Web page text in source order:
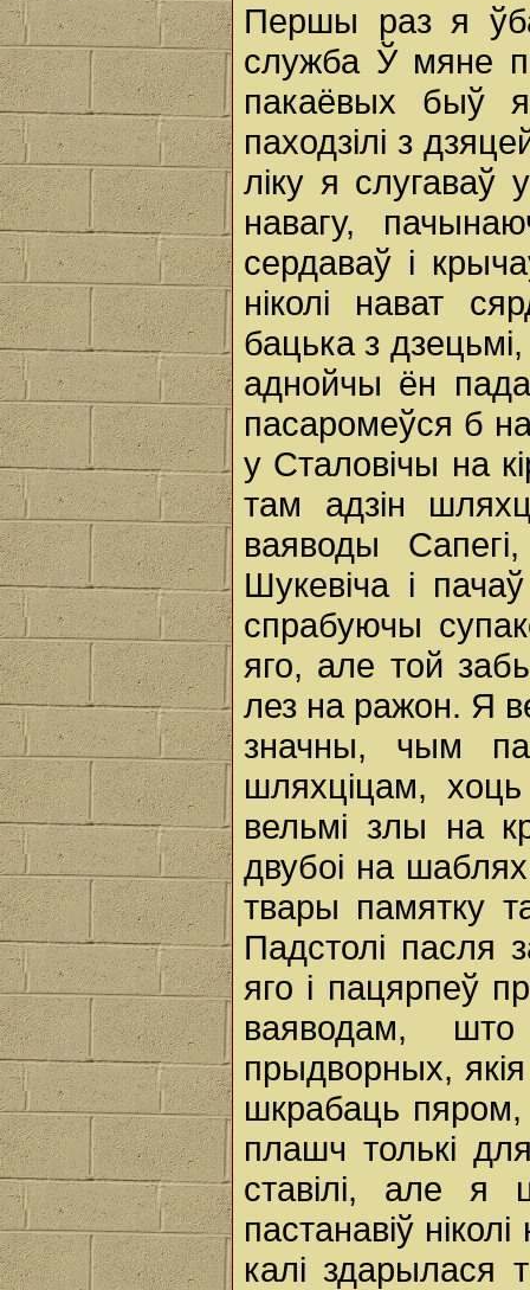
Першы раз я
служба Ў мяне
пакаёвых быў
паходзілі з
ліку я
навагу,
сердаваў i
ніколі нават
бацька з
аднойчы ён
пасаромеўся б
у Сталовічы на
там адзін
ваяводы
Шукевіча i
спрабуючы
яго, але той
лез на ражон. Я
значны, чым
шляхціцам,
вельмі злы на
двубоі на
твары памятку
Падстолі пасля
яго i пацярпеў
ваяводам,
прыдворных,
шкрабаць
плашч толькі
ставілі, але я
пастанавіў
калі здарылася